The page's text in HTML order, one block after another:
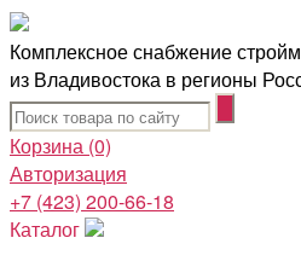
Комплексное снабжение
из Владивостока в регионы
Корзина (0)
Авторизация
+7 (423) 200-66-18
Каталог